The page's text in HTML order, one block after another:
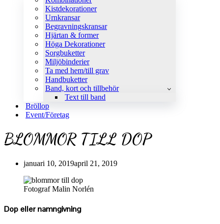
Kistdekorationer
Urnkransar
Begravningskransar
Hjärtan & former
Höga Dekorationer
Sorgbuketter
Miljöbinderier
Ta med hem/till grav
Handbuketter
Band, kort och tillbehör
Text till band
Bröllop
Event/Företag
BLOMMOR TILL DOP
januari 10, 2019april 21, 2019
Fotograf Malin Norlén
Dop eller namngivning